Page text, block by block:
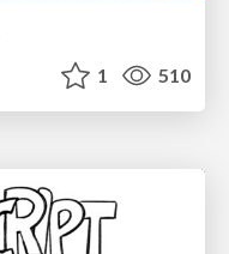
1 510